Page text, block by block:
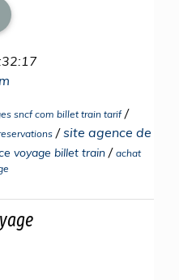
sncf com billet train tarif/
/site agence de
voyage billet train / achat